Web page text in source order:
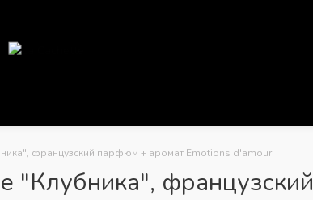
французский парфюм + аромат Emotions d'amour
"Клубника", французский